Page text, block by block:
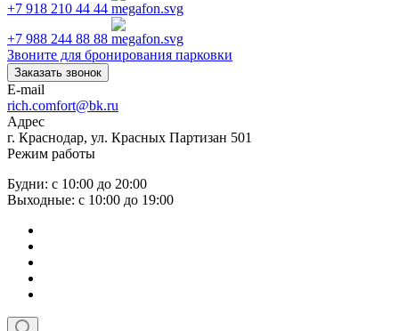
+7 918 210 44 44
+7 988 244 88 88
Звоните для бронирования парковки
Заказать звонок
E-mail
rich.comfort@bk.ru
Адрес
г. Краснодар, ул. Красных Партизан 501
Режим работы
Будни: с 10:00 до 20:00
Выходные: с 10:00 до 19:00